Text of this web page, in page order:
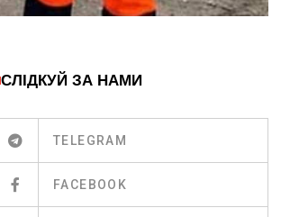
СЛІДКУЙ ЗА НАМИ
TELEGRAM
FACEBOOK